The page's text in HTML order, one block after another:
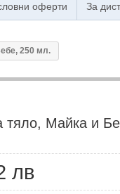
оферти За
250 мл.
тяло, Майка и
лв